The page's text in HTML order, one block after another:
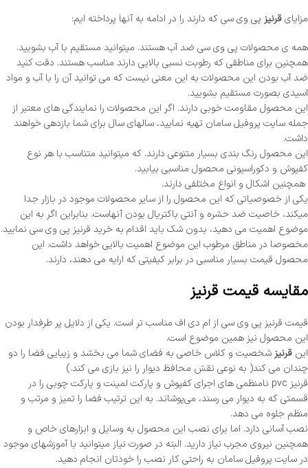
مزایایقرنیز پی وی سی که دارند را در ادامه به آنها پرداخته ایم:
همه ی محصولات پی وی سی ضد آب هستند‌. میتوانید مستقیم با آب بشویید.
همچنین برای مناطقی که رطوبت نسبی بالایی دارند مناسب هستند. دقت کنید
ضد آب بودن این محصولات به این معنی نیست که می توانید آن را با آب و مواد
اسیدی بصورت مستقیم بشویید.
این محصول مقاومت خوبی دارند. اگر این محصولات را نمایندگی های معتبر از
جمله سایت پروفیل سامان تهیه نمایید، سالهای سال برای شما بازدهی خواهند
داشت‌‌.
این محصول رنگ بندی بسیار متنوعی دارند. که میتوانید متناسب با هر نوع
کفپوش و دکوراسیونی محصول مناسبی بیابید.
همچنین اشکال و انواع مختلفی دارند.
یکی از خصوصیاتی که این محصول را از سایر محصولات موجود در بازار جدا
میکند، خاصیت ضد حشره و آنتی باکتریال بودن آنهاست. بنابراین اگر به این
موضوع اهمیت می دهید، بدون شک باید اقدام به خرید قرنیز پی وی سی نمایید.
مخصوصا در مناطق مرطوب این موضوع اهمیت بالایی خواهد داشت. این
محصول قیمت بسیار مناسبی در برابر کیفیتی که ارایه می دهند، دارند.
مقایسه قیمت قرنیز
قیمت قرنیز پی وی سی از ام دی اف مناسب تر است. یکی از دلایل پر طرفدار بودن
این محصول نیز همین موضوع است.
این قرنیزشخصیت و کلاس خاصی به فضای شما می بخشد و زیبایی فضا را دو
چندان می کند( به نوعی نقش محافظ دیوار را نیز بازی می کند.)
قرنیز pvc نامنظمی های اجرای کفپوش و پارکت لمینت و پارکت چوبی را در
قسمتی که به دیوار می رسند، می‌پوشاند. به این ترتیب فضا را تمیز و مرتب و
منظم جلوه می دهد.
نصب آسانی دارد. اما برای نصب این محصول به وسایل و ابزارهای خاص و
همچنین نیروی مجرب نیاز دارید. البته در صورت نیاز میتوانید با آموزشهای موجود
در سایت پروفیل سامان به راحتی کار نصب را خودتان انجام دهید.